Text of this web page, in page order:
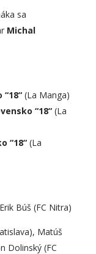
sa
Michal
(La Manga)
“18“ (La
“18“ (La
Búš (FC Nitra)
Matúš
Dolinský (FC